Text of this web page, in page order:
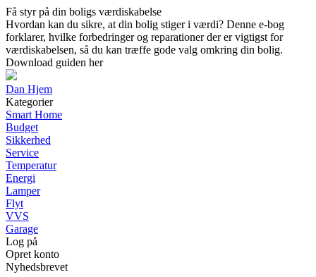
Få styr på din boligs værdiskabelse
Hvordan kan du sikre, at din bolig stiger i værdi? Denne e-bog
forklarer, hvilke forbedringer og reparationer der er vigtigst for
værdiskabelsen, så du kan træffe gode valg omkring din bolig.
Download guiden her
Dan Hjem
Kategorier
Smart Home
Budget
Sikkerhed
Service
Temperatur
Energi
Lamper
Flyt
VVS
Garage
Log på
Opret konto
Nyhedsbrevet